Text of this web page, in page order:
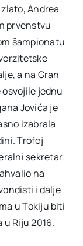
Andrea
prvenstvu
šampionatu
a na Gran
jednu
Jovića je
izabrala
Trofej
sekretar
na
i dalje
u Tokiju biti
Riju 2016.